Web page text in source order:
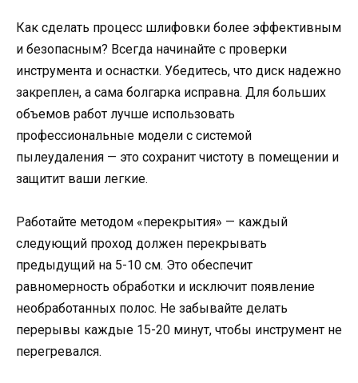
Как сделать процесс шлифовки более эффективным
и безопасным? Всегда начинайте с проверки
инструмента и оснастки. Убедитесь, что диск надежно
закреплен, а сама болгарка исправна. Для больших
объемов работ лучше использовать
профессиональные модели с системой
пылеудаления — это сохранит чистоту в помещении и
защитит ваши легкие.
Работайте методом «перекрытия» — каждый
следующий проход должен перекрывать
предыдущий на 5-10 см. Это обеспечит
равномерность обработки и исключит появление
необработанных полос. Не забывайте делать
перерывы каждые 15-20 минут, чтобы инструмент не
перегревался.